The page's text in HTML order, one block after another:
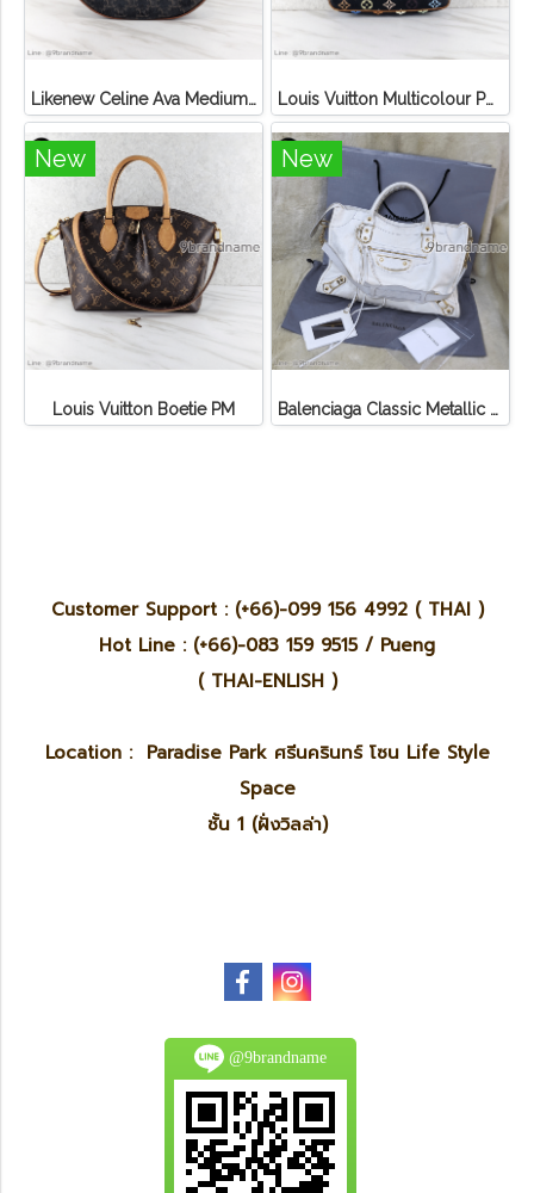
Likenew Celine Ava Medium Triomphe Canvas Louis Vuitton Multicolour Pochette Canvas
New
Louis Vuitton Boetie PM
New
Balenciaga Classic Metallic Edge City Bag
Customer Support : (+66)-099 156 4992 ( THAI )
Hot Line : (+66)-083 159 9515 / Pueng
( THAI-ENLISH )
Location : Paradise Park ศรีนครินทร์ โซน Life Style
Space
ชั้น 1 (ฝั่งวิลล่า)
@9brandname